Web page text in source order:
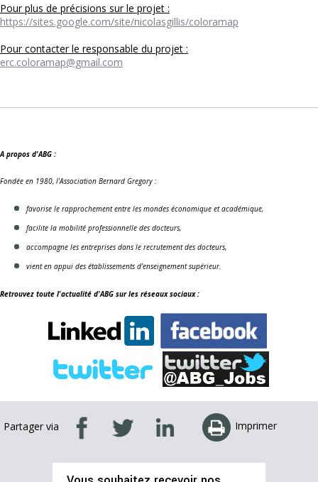
Pour plus de précisions sur le projet :
https://sites.google.com/site/nicolasgillis/coloramap
Pour contacter le responsable du projet :
erc.coloramap@gmail.com
A propos d'ABG :
Fondée en 1980, l'Association Bernard Gregory :
favorise le rapprochement entre les mondes économique et académique,
facilite la mobilité professionnelle des docteurs,
accompagne les entreprises dans le recrutement des docteurs,
vient en appui des établissements d’enseignement supérieur.
Retrouvez toute l'actualité d'ABG sur les réseaux sociaux :
Partager via Imprimer